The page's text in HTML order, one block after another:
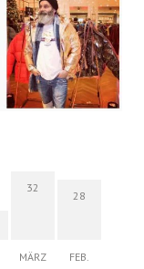
32
MÄRZ
28
FEB.